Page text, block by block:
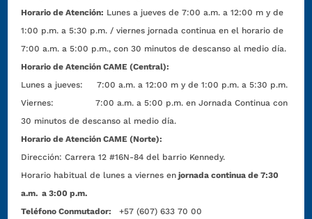
Horario de Atención: Lunes a jueves de 7:00 a.m. a 12:00 m y de
1:00 p.m. a 5:30 p.m. / viernes jornada continua en el horario de
7:00 a.m. a 5:00 p.m., con 30 minutos de descanso al medio día.
Horario de Atención CAME (Central):
Lunes a jueves: 7:00 a.m. a 12:00 m y de 1:00 p.m. a 5:30 p.m.
Viernes: 7:00 a.m. a 5:00 p.m. en Jornada Continua con
30 minutos de descanso al medio día.
Horario de Atención CAME (Norte):
Dirección:Carrera 12 #16N-84 del barrio Kennedy.
Horario habitual de lunes a viernes en jornada continua de 7:30
a.m. a 3:00 p.m.
Teléfono Conmutador:
+57 (607) 633 70 00